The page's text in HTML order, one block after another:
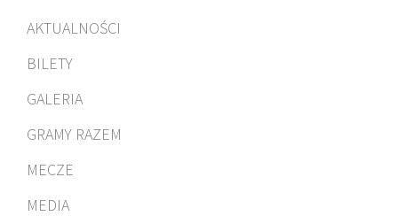
AKTUALNOŚCI
BILETY
GALERIA
GRAMY RAZEM
MECZE
MEDIA